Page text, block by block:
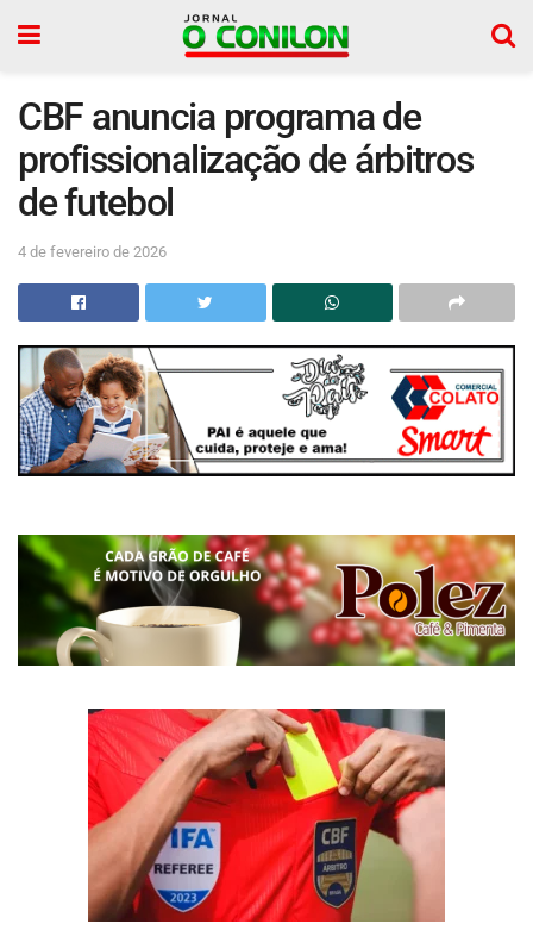
CBF anuncia programa de
profissionalização de árbitros
de futebol
4 de fevereiro de 2026